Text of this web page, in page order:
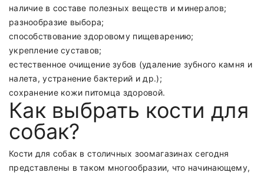
наличие в составе полезных веществ и минералов;
разнообразие выбора;
способствование здоровому пищеварению;
укрепление суставов;
естественное очищение зубов (удаление зубного камня и
налета, устранение бактерий и др.);
сохранение кожи питомца здоровой.
Как выбрать кости для
собак?
Кости для собак в столичных зоомагазинах сегодня
представлены в таком многообразии, что начинающему,